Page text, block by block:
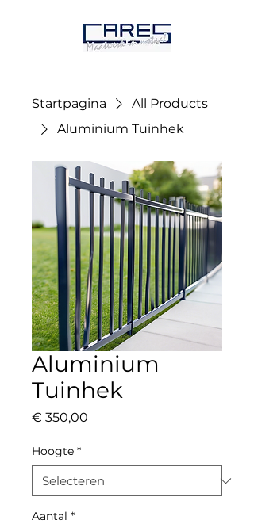
Startpagina
All Products
Aluminium Tuinhek
Aluminium
Tuinhek
€ 350,00
Hoogte *
Aantal *